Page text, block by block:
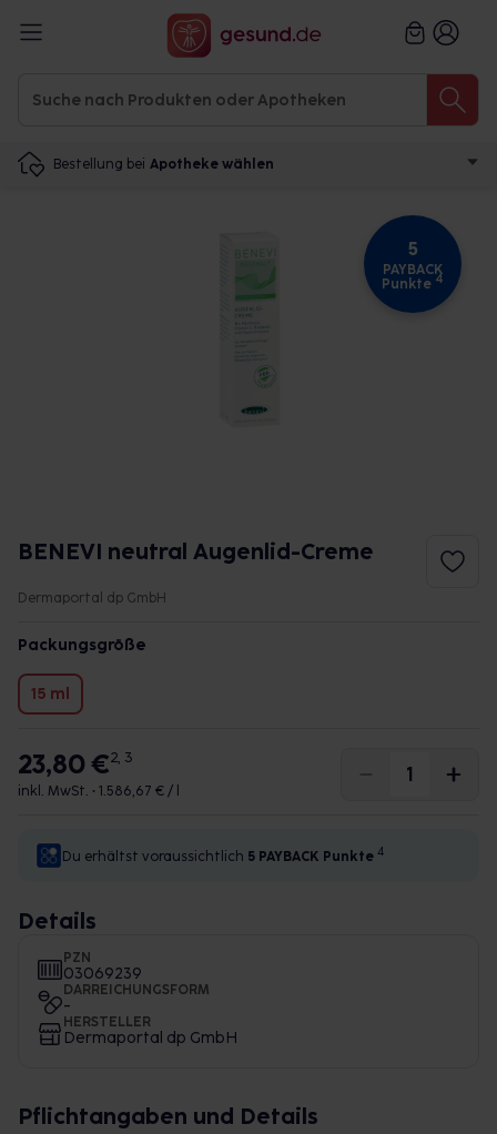
Bestellung bei Apotheke wählen
5
PAYBACK
Punkte 4
BENEVI neutral Augenlid-Creme
Dermaportal dp GmbH
Packungsgröße
15 ml
23,80 €2, 3
inkl. MwSt. • 1.586,67 € / l
Du erhältst voraussichtlich 5 PAYBACK Punkte 4
Details
PZN
03069239
DARREICHUNGSFORM
-
HERSTELLER
Dermaportal dp GmbH
Pflichtangaben und Details